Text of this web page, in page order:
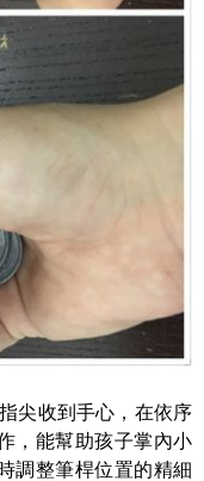
尖收到手心，在依序
，能幫助孩子掌內小
調整筆桿位置的精細